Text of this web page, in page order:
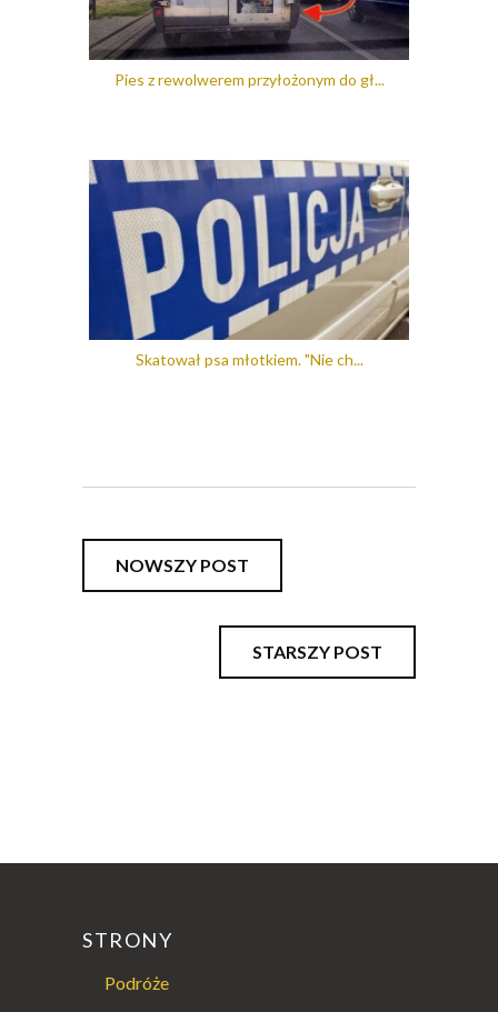
Pies z rewolwerem przyłożonym do gł...
Skatował psa młotkiem. "Nie ch...
NOWSZY POST
STARSZY POST
STRONY
Podróże